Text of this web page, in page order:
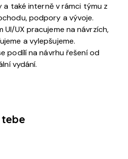
a také interně v rámci týmu z
podpory a vývoje.
UI/UX pracujeme na návrzích,
a vylepšujeme.
podílí na návrhu řešení od
vydání.